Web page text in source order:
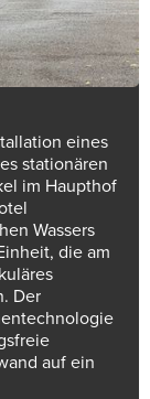
eines
stationären
im Haupthof
Wassers
die am
Der
auf ein